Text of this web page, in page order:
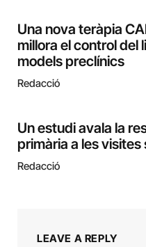
Una nova teràpia
millora el control del
models preclínics
Redacció
Un estudi avala la
primària a les
Redacció
LEAVE A REPLY